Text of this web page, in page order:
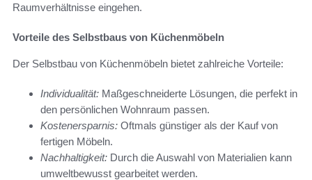
Raumverhältnisse eingehen.
Vorteile des Selbstbaus von Küchenmöbeln
Der Selbstbau von Küchenmöbeln bietet zahlreiche Vorteile:
Individualität: Maßgeschneiderte Lösungen, die perfekt in
den persönlichen Wohnraum passen.
Kostenersparnis: Oftmals günstiger als der Kauf von
fertigen Möbeln.
Nachhaltigkeit: Durch die Auswahl von Materialien kann
umweltbewusst gearbeitet werden.